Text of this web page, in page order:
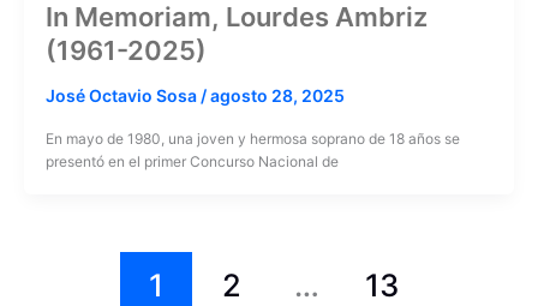
In Memoriam, Lourdes Ambriz
(1961-2025)
José Octavio Sosa /agosto 28, 2025
En mayo de 1980, una joven y hermosa soprano de 18 años se
presentó en el primer Concurso Nacional de
1 2 …
13